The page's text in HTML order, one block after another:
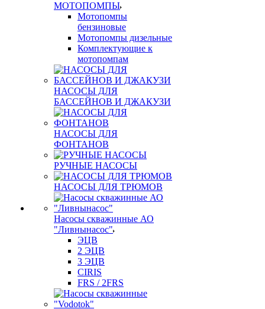
МОТОПОМПЫ
Мотопомпы
бензиновые
Мотопомпы дизельные
Комплектующие к
мотопомпам
НАСОСЫ ДЛЯ
БАССЕЙНОВ И ДЖАКУЗИ
НАСОСЫ ДЛЯ
ФОНТАНОВ
РУЧНЫЕ НАСОСЫ
НАСОСЫ ДЛЯ ТРЮМОВ
Насосы скважинные АО
"Ливнынасос"
ЭЦВ
2 ЭЦВ
3 ЭЦВ
CIRIS
FRS / 2FRS